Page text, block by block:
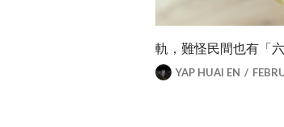
軌，難怪民間也有「
YAP HUAI EN